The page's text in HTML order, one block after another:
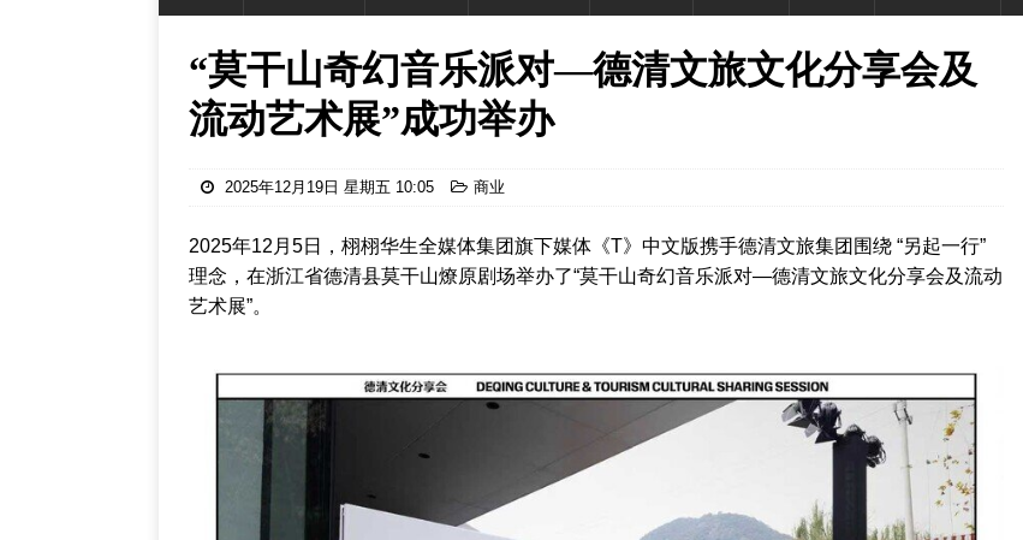
“莫干山奇幻音乐派对—德清文旅文化分享会及
流动艺术展”成功举办
2025年12月19日 星期五 10:05 商业
2025年12月5日，栩栩华生全媒体集团旗下媒体《T》中文版携手德清文旅集团围绕 “另起一行”
理念，在浙江省德清县莫干山燎原剧场举办了“莫干山奇幻音乐派对—德清文旅文化分享会及流动
艺术展”。